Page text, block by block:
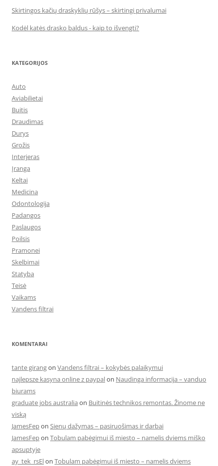
Skirtingos kačių draskyklių rūšys – skirtingi privalumai
Kodėl katės drasko baldus - kaip to išvengti?
KATEGORIJOS
Auto
Aviabilietai
Buitis
Draudimas
Durys
Grožis
Interjeras
Įranga
Keltai
Medicina
Odontologija
Padangos
Paslaugos
Poilsis
Pramonei
Skelbimai
Statyba
Teisė
Vaikams
Vandens filtrai
KOMENTARAI
tante girangon Vandens filtrai – kokybės palaikymui
najlepsze kasyna online z paypalon Naudinga informacija – vanduo
biurams
graduate jobs australia on Buitinės technikos remontas. Žinome ne
viską
JamesFepon Sienų dažymas – pasiruošimas ir darbai
JamesFepon Tobulam pabėgimui iš miesto – namelis dviems miško
apsuptyje
ay_tek_rsElon Tobulam pabėgimui iš miesto – namelis dviems